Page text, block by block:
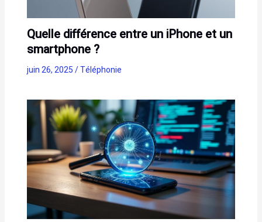
Quelle différence entre un iPhone et un
smartphone ?
juin 26, 2025/Téléphonie